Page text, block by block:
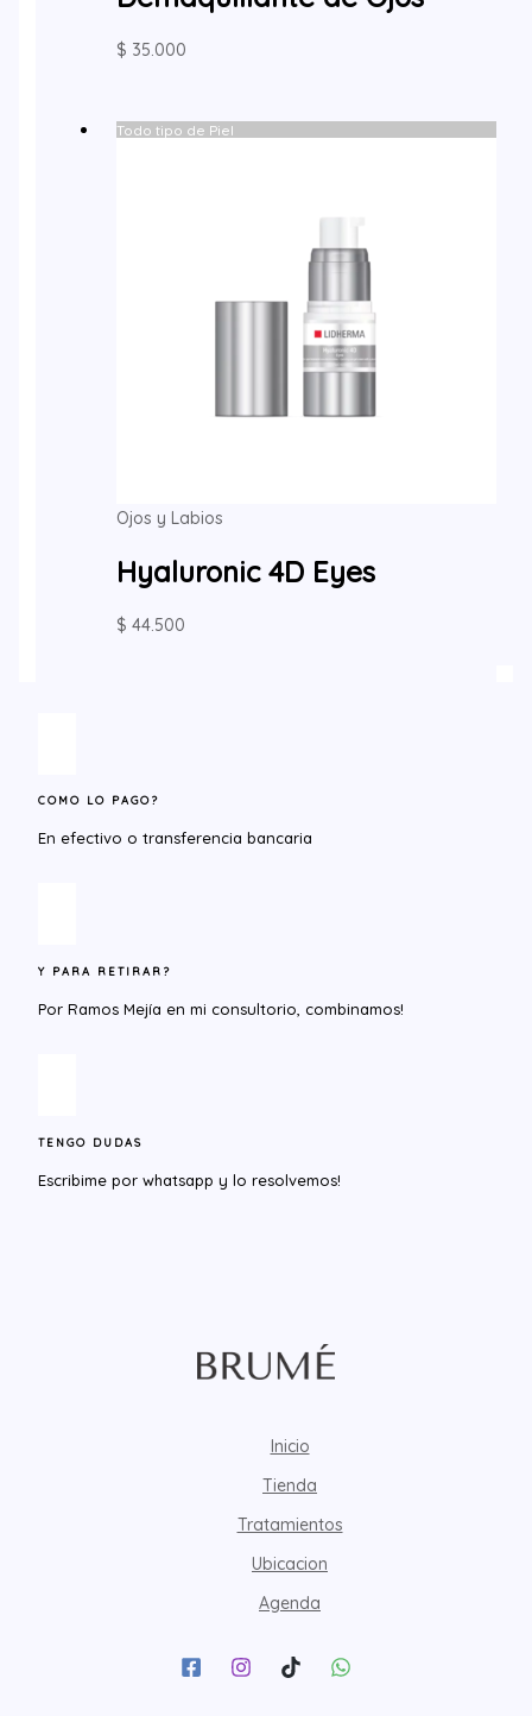
$ 35.000
Todo tipo de Piel
Ojos y Labios
Hyaluronic 4D Eyes
$ 44.500
COMO LO PAGO?
En efectivo o transferencia bancaria
Y PARA RETIRAR?​
Por Ramos Mejía en mi consultorio, combinamos!
TENGO DUDAS
Escribime por whatsapp y lo resolvemos!​
Inicio
Tienda
Tratamientos
Ubicacion
Agenda